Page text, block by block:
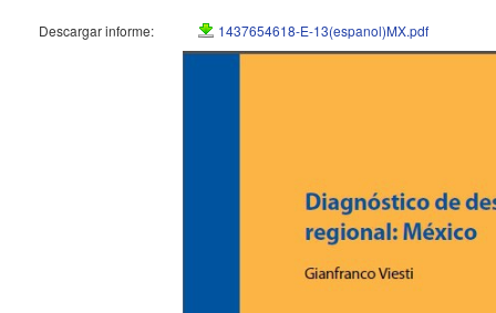
Descargar informe: 1437654618-E-13(espanol)MX.pdf